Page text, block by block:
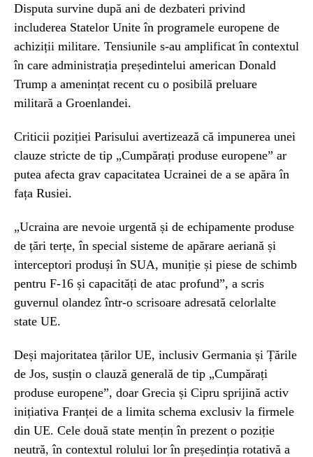
Disputa survine după ani de dezbateri privind
includerea Statelor Unite în programele europene de
achiziții militare. Tensiunile s-au amplificat în contextul
în care administrația președintelui american Donald
Trump a amenințat recent cu o posibilă preluare
militară a Groenlandei.
Criticii poziției Parisului avertizează că impunerea unei
clauze stricte de tip „Cumpărați produse europene” ar
putea afecta grav capacitatea Ucrainei de a se apăra în
fața Rusiei.
„Ucraina are nevoie urgentă și de echipamente produse
de țări terțe, în special sisteme de apărare aeriană și
interceptori produși în SUA, muniție și piese de schimb
pentru F-16 și capacități de atac profund”, a scris
guvernul olandez într-o scrisoare adresată celorlalte
state UE.
Deși majoritatea țărilor UE, inclusiv Germania și Țările
de Jos, susțin o clauză generală de tip „Cumpărați
produse europene”, doar Grecia și Cipru sprijină activ
inițiativa Franței de a limita schema exclusiv la firmele
din UE. Cele două state mențin în prezent o poziție
neutră, în contextul rolului lor în președinția rotativă a